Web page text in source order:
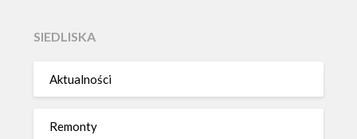
SIEDLISKA
Aktualności
Remonty